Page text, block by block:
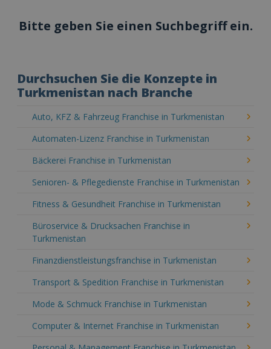
Bitte geben Sie einen Suchbegriff ein.
Durchsuchen Sie die Konzepte in
Turkmenistan nach Branche
Auto, KFZ & Fahrzeug Franchise in Turkmenistan
Automaten-Lizenz Franchise in Turkmenistan
Bäckerei Franchise in Turkmenistan
Senioren- & Pflegedienste Franchise in Turkmenistan
Fitness & Gesundheit Franchise in Turkmenistan
Büroservice & Drucksachen Franchise in
Turkmenistan
Finanzdienstleistungsfranchise in Turkmenistan
Transport & Spedition Franchise in Turkmenistan
Mode & Schmuck Franchise in Turkmenistan
Computer & Internet Franchise in Turkmenistan